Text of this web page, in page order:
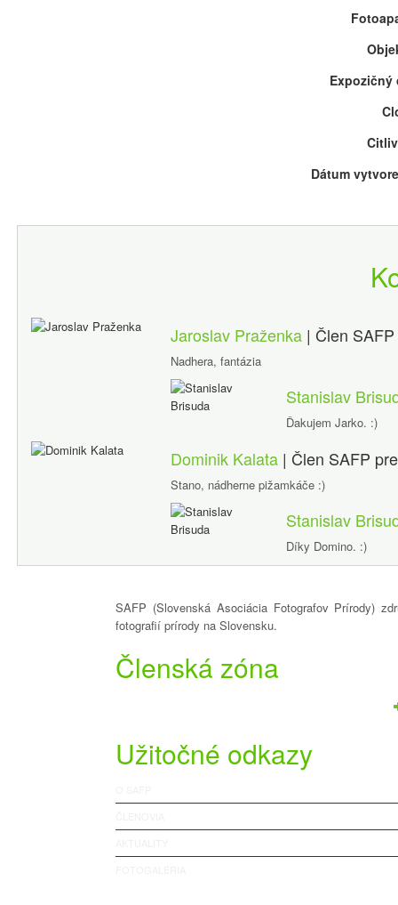
Expozičný
Dátum
Jaroslav Praženka| Člen SAFP
Nadhera, fantázia
Stanislav
Ďakujem Jarko. :)
Dominik Kalata| Člen SAFP
Stano, nádherne pižamkáče :)
Stanislav
Díky Domino. :)
SAFP (Slovenská Asociácia Fotografov Prírody)
fotografií prírody na Slovensku.
Členská zóna
Užitočné odkazy